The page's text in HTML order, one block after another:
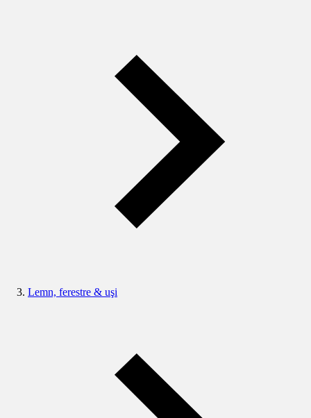
Lemn, ferestre & uşi